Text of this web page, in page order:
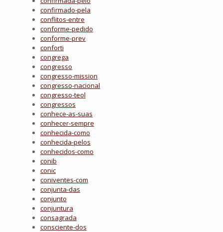
confirmado-pela
conflitos-entre
conforme-pedido
conforme-prev
conforti
congrega
congresso
congresso-mission
congresso-nacional
congresso-teol
congressos
conhece-as-suas
conhecer-sempre
conhecida-como
conhecida-pelos
conhecidos-como
conib
conic
coniventes-com
conjunta-das
conjunto
conjuntura
consagrada
consciente-dos